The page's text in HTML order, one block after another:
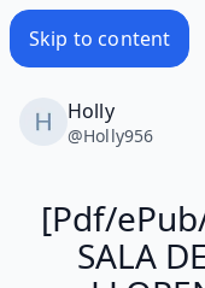
Skip to content
Holly
@Holly956
[Pdf/
SALA